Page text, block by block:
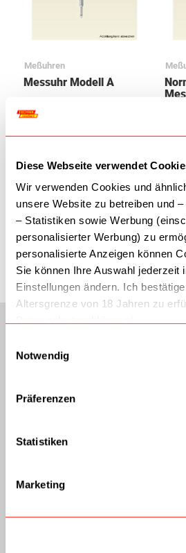
Diese Webseite verwendet
Wir verwenden Cookies und
unsere Website zu betreiben und
– Statistiken sowie Werbung
personalisierter Werbung) zu
personalisierte Anzeigen können
Sie können Ihre Auswahl jederzeit
Einstellungen ändern. Ich
Altersgrenze von 18 Jahren zu
Google Daten nutzt:
Wie Google Informationen
Verantwortungsvoller
Notwendig
Präferenzen
Statistiken
Marketing
Meßuhren
Messuhr Modell A
24,90 €
In den Warenkorb
Mein Wunschzettel
Sie haben keine Artikel auf Ihrem
Datenschutz